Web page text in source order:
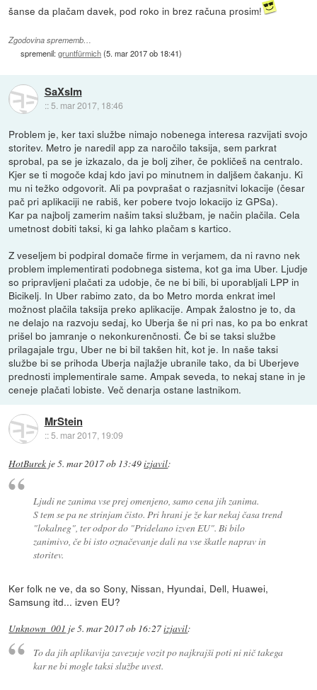
šanse da plačam davek, pod roko in brez računa prosim!
Zgodovina sprememb…
spremenil:gruntfürmich(5. mar 2017 ob 18:41)
SaXsIm
:: 5. mar 2017, 18:46
Problem je, ker taxi službe nimajo nobenega interesa razvijati svojo
storitev. Metro je naredil app za naročilo taksija, sem parkrat
sprobal, pa se je izkazalo, da je bolj ziher, če pokličeš na centralo.
Kjer se ti mogoče kdaj kdo javi po minutnem in daljšem čakanju. Ki
mu ni težko odgovorit. Ali pa povprašat o razjasnitvi lokacije (česar
pač pri aplikaciji ne rabiš, ker pobere tvojo lokacijo iz GPSa).
Kar pa najbolj zamerim našim taksi službam, je način plačila. Cela
umetnost dobiti taksi, ki ga lahko plačam s kartico.
Z veseljem bi podpiral domače firme in verjamem, da ni ravno nek
problem implementirati podobnega sistema, kot ga ima Uber. Ljudje
so pripravljeni plačati za udobje, če ne bi bili, bi uporabljali LPP in
Bicikelj. In Uber rabimo zato, da bo Metro morda enkrat imel
možnost plačila taksija preko aplikacije. Ampak žalostno je to, da
ne delajo na razvoju sedaj, ko Uberja še ni pri nas, ko pa bo enkrat
prišel bo jamranje o nekonkurenčnosti. Če bi se taksi službe
prilagajale trgu, Uber ne bi bil takšen hit, kot je. In naše taksi
službe bi se prihoda Uberja najlažje ubranile tako, da bi Uberjeve
prednosti implementirale same. Ampak seveda, to nekaj stane in je
ceneje plačati lobiste. Več denarja ostane lastnikom.
MrStein
::5. mar 2017, 19:09
HotBurek je5. mar 2017 ob 13:49izjavil:
Ljudi ne zanima vse prej omenjeno, samo cena jih zanima.
S tem se pa ne strinjam čisto. Pri hrani je že kar nekaj časa trend
"lokalneg", ter odpor do "Pridelano izven EU". Bi bilo
zanimivo, če bi isto označevanje dali na vse škatle naprav in
storitev.
Ker folk ne ve, da so Sony, Nissan, Hyundai, Dell, Huawei,
Samsung itd... izven EU?
Unknown_001 je5. mar 2017 ob 16:27izjavil:
To da jih aplikavija zavezuje vozit po najkrajši poti ni nič takega
kar ne bi mogle taksi službe uvest.